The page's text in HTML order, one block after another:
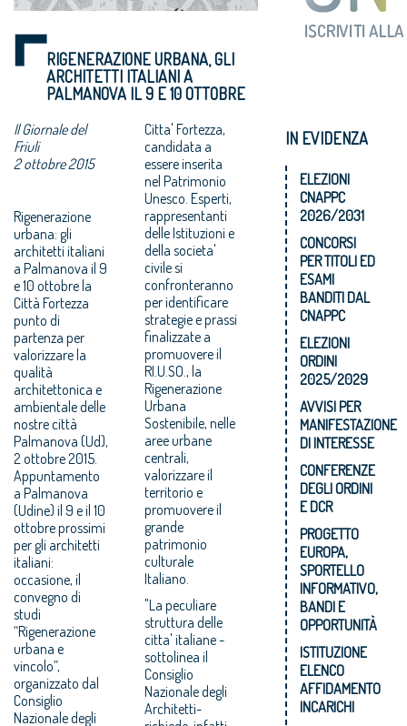
RIGENERAZIONE URBANA, GLI
ARCHITETTI ITALIANI A
PALMANOVA IL 9 E 10 OTTOBRE
Il Giornale del
Friuli
2 ottobre 2015
Rigenerazione
urbana: gli
architetti italiani
a Palmanova il 9
e 10 ottobre la
Città Fortezza
punto di
partenza per
valorizzare la
qualità
architettonica e
ambientale delle
nostre città
Palmanova (Ud),
2 ottobre 2015.
Appuntamento
a Palmanova
(Udine) il 9 e il 10
ottobre prossimi
per gli architetti
italiani:
occasione, il
convegno di
studi
“Rigenerazione
urbana e
vincolo”,
organizzato dal
Consiglio
Nazionale degli
Citta' Fortezza,
candidata a
essere inserita
nel Patrimonio
Unesco. Esperti,
rappresentanti
delle Istituzioni e
della societa'
civile si
confronteranno
per identificare
strategie e prassi
finalizzate a
promuovere il
RI.U.SO., la
Rigenerazione
Urbana
Sostenibile, nelle
aree urbane
centrali,
valorizzare il
territorio e
promuovere il
grande
patrimonio
culturale
Italiano.
"La peculiare
struttura delle
citta' italiane -
sottolinea il
Consiglio
Nazionale degli
Architetti-
IN EVIDENZA
ELEZIONI
CNAPPC
2026/2031
CONCORSI
PER TITOLI ED
ESAMI
BANDITI DAL
CNAPPC
ELEZIONI
ORDINI
2025/2029
AVVISI PER
MANIFESTAZIONE
DI INTERESSE
CONFERENZE
DEGLI ORDINI
E DCR
PROGETTO
EUROPA,
SPORTELLO
INFORMATIVO,
BANDI E
OPPORTUNITÀ
ISTITUZIONE
ELENCO
AFFIDAMENTO
INCARICHI